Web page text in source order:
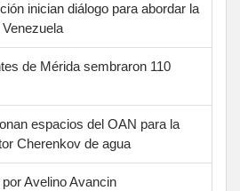
inician diálogo para abordar la
de Mérida sembraron 110
espacios del OAN para la
Cherenkov de agua
Avelino Avancin